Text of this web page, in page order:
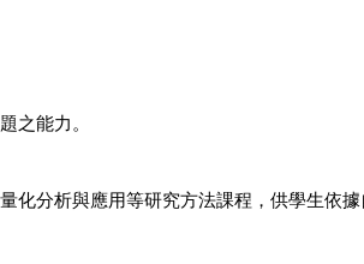
之能力。
化分析與應用等研究方法課程，供學生依